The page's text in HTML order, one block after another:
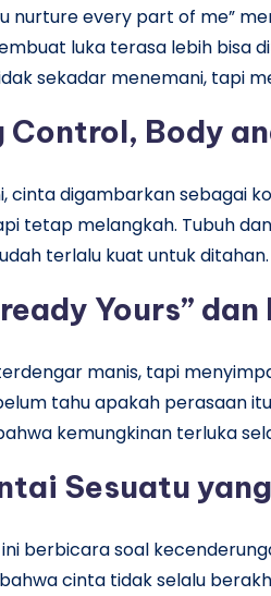
nurture every part of me”
luka terasa lebih bisa
sekadar menemani, tapi
Control, Body
cinta digambarkan sebagai
tetap melangkah. Tubuh
terlalu kuat untuk ditahan.
Yours”
manis, tapi
tahu apakah perasaan
kemungkinan terluka
Sesuatu
berbicara soal
cinta tidak selalu